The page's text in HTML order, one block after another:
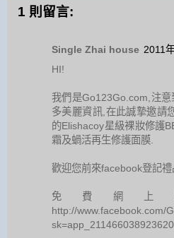
1 則留言:
Single Zhai house 2011
HI!
我們是Go123Go.com,注
多美麗資訊,在此誠摯邀請
的Elishacoy星級裸妝修護
霜及蝸活再生修護面膜.
歡迎您前來facebook登記
免費網
http://www.facebook.com/
sk=app_211466038923620